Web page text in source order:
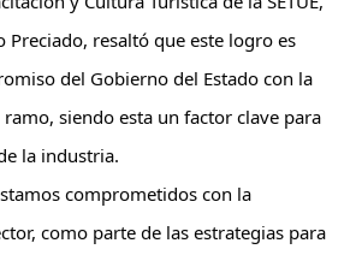
Preciado, resaltó que este logro es
del Gobierno del Estado con la
siendo esta un factor clave para
la industria.
comprometidos con la
como parte de las estrategias para